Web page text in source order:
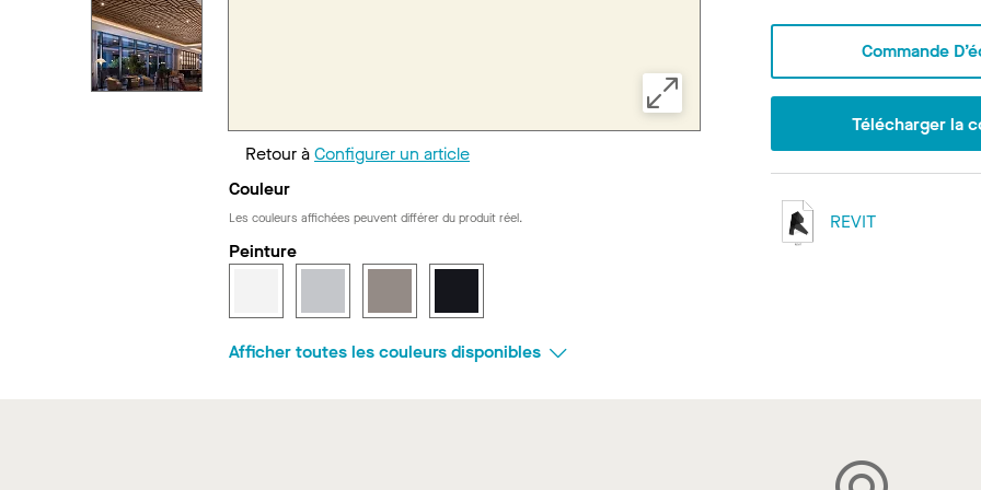
Retour àConfigurer un article
Couleur
Les couleurs affichées peuvent différer du produit réel.
Peinture
Afficher toutes les couleurs disponibles
Commande
Télécharger la
REVIT